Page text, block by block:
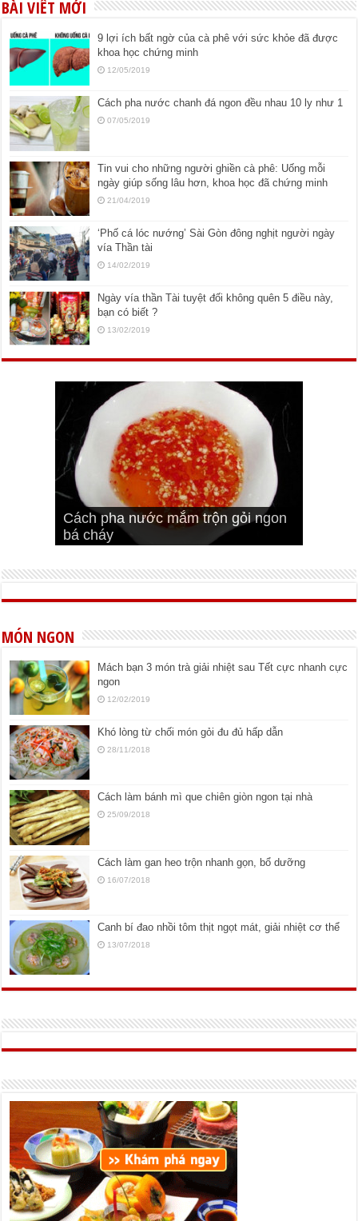
BÀI VIẾT MỚI
9 lợi ích bất ngờ của cà phê với sức khỏe đã được
khoa học chứng minh
12/05/2019
Cách pha nước chanh đá ngon đều nhau 10 ly như 1
07/05/2019
Tin vui cho những người ghiền cà phê: Uống mỗi
ngày giúp sống lâu hơn, khoa học đã chứng minh
21/04/2019
‘Phố cá lóc nướng’ Sài Gòn đông nghịt người ngày
vía Thần tài
14/02/2019
Ngày vía thần Tài tuyệt đối không quên 5 điều này,
bạn có biết ?
13/02/2019
Cách pha nước mắm trộn gỏi ngon
bá cháy
Bí quyết để chiên đậu hũ giòn ngon
Cách ướp sườn non nướng ngon
đúng vị
Cách ướp thịt heo chiên ngon mềm
Bật mí cách ướp sườn cơm tấm
ngon
MÓN NGON
Mách bạn 3 món trà giải nhiệt sau Tết cực nhanh cực
ngon
12/02/2019
Khó lòng từ chối món gỏi đu đủ hấp dẫn
28/11/2018
Cách làm bánh mì que chiên giòn ngon tại nhà
25/09/2018
Cách làm gan heo trộn nhanh gọn, bổ dưỡng
16/07/2018
Canh bí đao nhồi tôm thịt ngọt mát, giải nhiệt cơ thể
13/07/2018